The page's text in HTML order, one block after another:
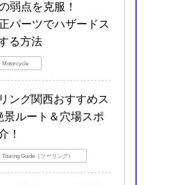
弱点を克服！
パーツでハザードス
る方法
Motorcycle
ング関西おすすめス
景ルート＆穴場スポ
！
Touring Guide（ツーリング）